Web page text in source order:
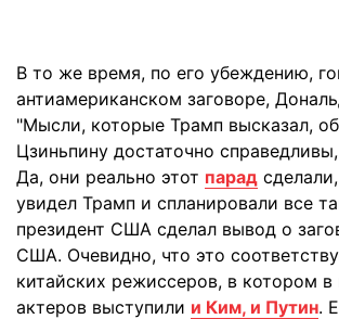
В то же время, по его убеждению,
антиамериканском заговоре,
"Мысли, которые Трамп высказал,
Цзиньпину достаточно
Да, они реально этот парад
увидел Трамп и спланировали все
президент США сделал вывод о
США. Очевидно, что это
китайских режиссеров, в котором в
актеров выступили и Ким, и Путин.